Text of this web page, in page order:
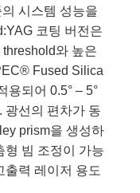
시스템 성능을
코팅 버전은
와 높은
Fused Silica
용되어 0.5° – 5°
광선의 편차가 동
prism을 생성하
형 빔 조정이 가능
출력 레이저 용도